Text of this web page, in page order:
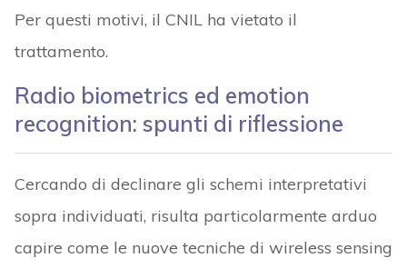
Per questi motivi, il CNIL ha vietato il
trattamento.
Radio biometrics ed emotion
recognition: spunti di riflessione
Cercando di declinare gli schemi interpretativi
sopra individuati, risulta particolarmente arduo
capire come le nuove tecniche di wireless sensing